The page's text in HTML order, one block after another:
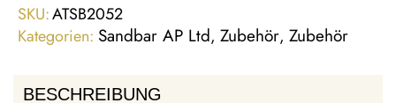
SKU:ATSB2052
Kategorien: Sandbar AP Ltd, Zubehör, Zubehör
BESCHREIBUNG